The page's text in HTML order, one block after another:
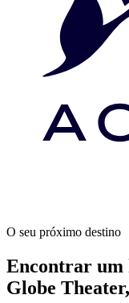
O seu próximo destino
Encontrar um
Globe